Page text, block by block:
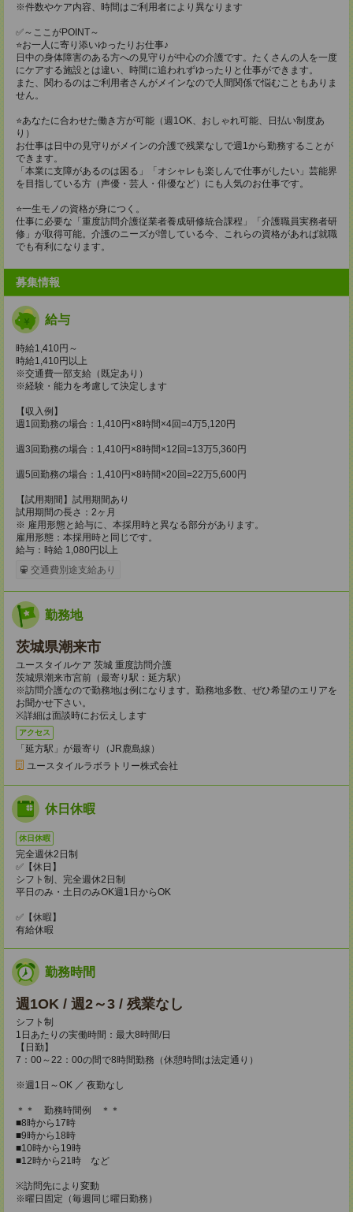
※件数やケア内容、時間はご利用者により異なります
✅～ここがPOINT～
⭐️お一人に寄り添いゆったりお仕事♪
日中の身体障害のある方への見守りが中心の介護です。たくさんの人を一度
にケアする施設とは違い、時間に追われずゆったりと仕事ができます。
また、関わるのはご利用者さんがメインなので人間関係で悩むこともありま
せん。
⭐️あなたに合わせた働き方が可能（週1OK、おしゃれ可能、日払い制度あ
り）
お仕事は日中の見守りがメインの介護で残業なしで週1から勤務することが
できます。
「本業に支障があるのは困る」「オシャレも楽しんで仕事がしたい」芸能界
を目指している方（声優・芸人・俳優など）にも人気のお仕事です。
⭐️一生モノの資格が身につく。
仕事に必要な「重度訪問介護従業者養成研修統合課程」「介護職員実務者研
修」が取得可能。介護のニーズが増している今、これらの資格があれば就職
でも有利になります。
募集情報
給与
時給1,410円～
時給1,410円以上
※交通費一部支給（既定あり）
※経験・能力を考慮して決定します
【収入例】
週1回勤務の場合：1,410円×8時間×4回=4万5,120円
週3回勤務の場合：1,410円×8時間×12回=13万5,360円
週5回勤務の場合：1,410円×8時間×20回=22万5,600円
【試用期間】試用期間あり
試用期間の長さ：2ヶ月
※ 雇用形態と給与に、本採用時と異なる部分があります。
雇用形態：本採用時と同じです。
給与：時給 1,080円以上
交通費別途支給あり
勤務地
茨城県潮来市
ユースタイルケア 茨城 重度訪問介護
茨城県潮来市宮前（最寄り駅：延方駅）
※訪問介護なので勤務地は例になります。勤務地多数、ぜひ希望のエリアを
お聞かせ下さい。
※詳細は面談時にお伝えします
アクセス
「延方駅」が最寄り（JR鹿島線）
ユースタイルラボラトリー株式会社
休日休暇
休日休暇
完全週休2日制
✅【休日】
シフト制、完全週休2日制
平日のみ・土日のみOK週1日からOK
✅【休暇】
有給休暇
勤務時間
週1OK / 週2～3 / 残業なし
シフト制
1日あたりの実働時間：最大8時間/日
【日勤】
7：00～22：00の間で8時間勤務（休憩時間は法定通り）
※週1日～OK ／ 夜勤なし
＊＊ 勤務時間例 ＊＊
■8時から17時
■9時から18時
■10時から19時
■12時から21時 など
※訪問先により変動
※曜日固定（毎週同じ曜日勤務）